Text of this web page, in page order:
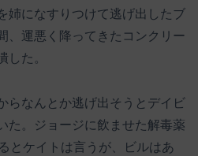
姉になすりつけて逃げ出したブ
、運悪く降ってきたコンクリー
した。
らなんとか逃げ出そうとデイビ
た。ジョージに飲ませた解毒薬
とケイトは言うが、ビルはあ